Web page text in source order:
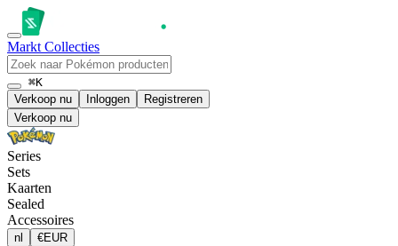
Markt Collecties
⌘K
Verkoop nu
Inloggen
Registreren
Verkoop nu
Series
Sets
Kaarten
Sealed
Accessoires
nl €EUR